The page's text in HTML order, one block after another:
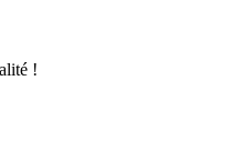
!